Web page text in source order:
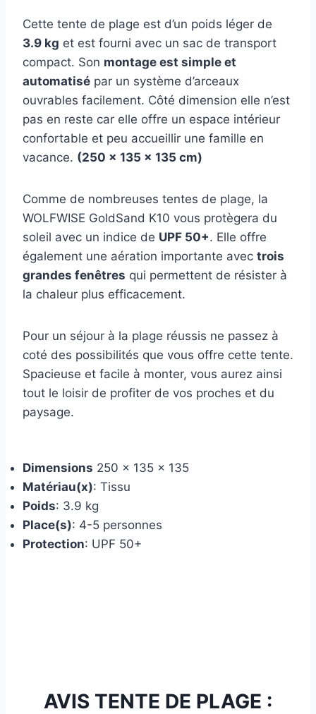
Cette tente de plage est d’un poids léger de
3.9 kg et est fourni avec un sac de transport
compact. Son montage est simple et
automatisé par un système d’arceaux
ouvrables facilement. Côté dimension elle n’est
pas en reste car elle offre un espace intérieur
confortable et peu accueillir une famille en
vacance. (250 x 135 x 135 cm)
Comme de nombreuses tentes de plage, la
WOLFWISE GoldSand K10 vous protègera du
soleil avec un indice de UPF 50+. Elle offre
également une aération importante avec trois
grandes fenêtres qui permettent de résister à
la chaleur plus efficacement.
Pour un séjour à la plage réussis ne passez à
coté des possibilités que vous offre cette tente.
Spacieuse et facile à monter, vous aurez ainsi
tout le loisir de profiter de vos proches et du
paysage.
Dimensions 250 x 135 x 135
Matériau(x): Tissu
Poids: 3.9 kg
Place(s): 4-5 personnes
Protection: UPF 50+
AVIS TENTE DE PLAGE :